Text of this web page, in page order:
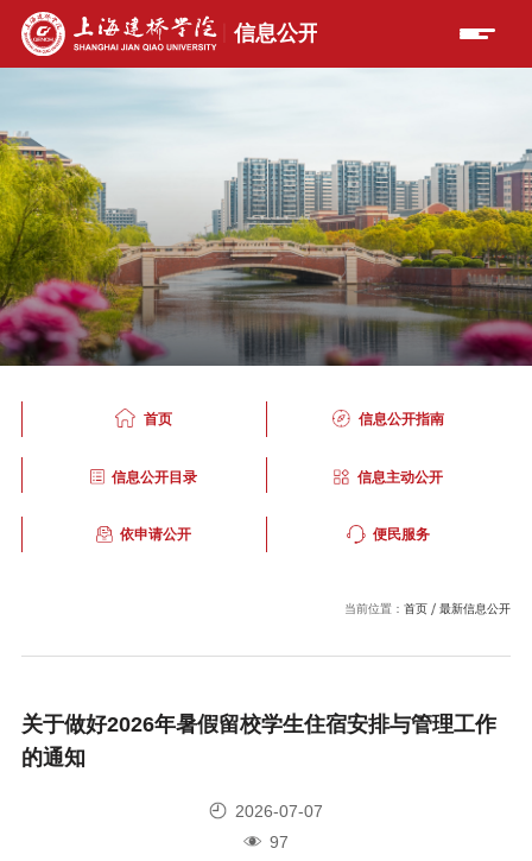
首页 信息公开指南
信息公开目录 信息主动公开
依申请公开 便民服务
当前位置：首页 最新信息公开
关于做好2026年暑假留校学生住宿安排与管理工作
的通知
2026-07-07
97